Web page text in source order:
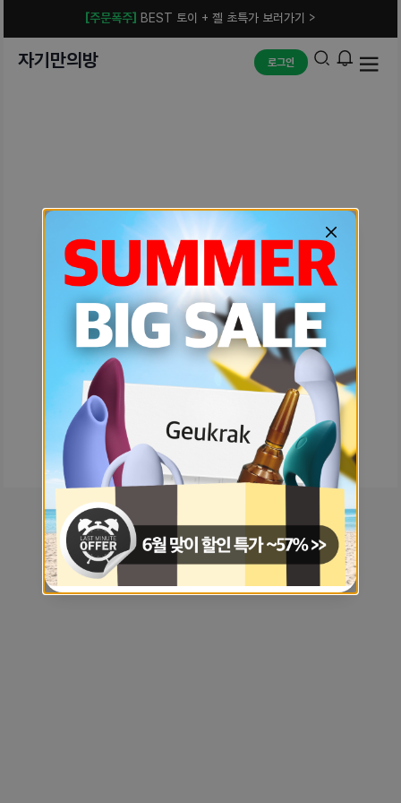
[주문폭주] BEST 토이 + 젤 초특가 보러가기 >
자기만의방 로그인
예상치 못한 에러입니다.